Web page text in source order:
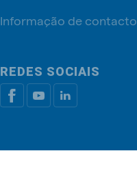
Informação de contacto
REDES SOCIAIS